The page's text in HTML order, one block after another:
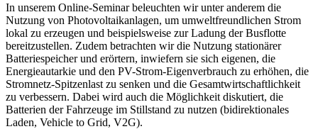
In unserem Online-Seminar beleuchten wir unter anderem die
Nutzung von Photovoltaikanlagen, um umweltfreundlichen Strom
lokal zu erzeugen und beispielsweise zur Ladung der Busflotte
bereitzustellen. Zudem betrachten wir die Nutzung stationärer
Batteriespeicher und erörtern, inwiefern sie sich eigenen, die
Energieautarkie und den PV-Strom-Eigenverbrauch zu erhöhen, die
Stromnetz-Spitzenlast zu senken und die Gesamtwirtschaftlichkeit
zu verbessern. Dabei wird auch die Möglichkeit diskutiert, die
Batterien der Fahrzeuge im Stillstand zu nutzen (bidirektionales
Laden, Vehicle to Grid, V2G).